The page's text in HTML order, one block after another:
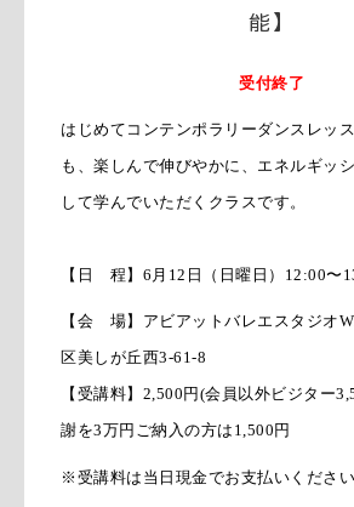
能】
受付終了
はじめてコンテンポラリーダンスレッ
も、楽しんで伸びやかに、エネルギッ
して学んでいただくクラスです。
【日 程】6月12日（日曜日）12:00〜
【会 場】アビアットバレエスタジオ
区美しが丘西3-61-8
【受講料】2,500円(会員以外ビジター
謝を3万円ご納入の方は1,500円
※受講料は当日現金でお支払いください